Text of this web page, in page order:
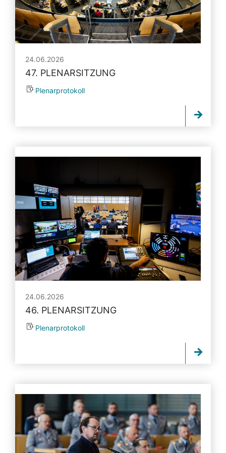
24.06.2026
47. PLENARSITZUNG
Plenarprotokoll
24.06.2026
46. PLENARSITZUNG
Plenarprotokoll